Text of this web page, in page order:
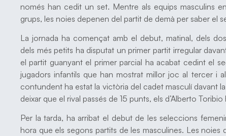
només han cedit un set. Mentre als equips masculins
grups, les noies depenen del partit de demà per saber el
La jornada ha començat amb el debut, matinal, dels
dels més petits ha disputat un primer partit irregular
el partit guanyant el primer parcial ha acabat cedint el
jugadors infantils que han mostrat millor joc al tercer i
contundent ha estat la victòria del cadet masculí davant
deixar que el rival passés de 15 punts, els d’Alberto
Per la tarda, ha arribat el debut de les seleccions
hora que els segons partits de les masculines. Les